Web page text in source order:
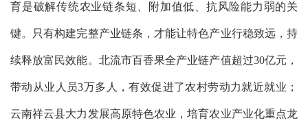
育是破解传统农业链条短、附加值低、抗风险能力弱的关
键。只有构建完整产业链条，才能让特色产业行稳致远，持
续释放富民效能。北流市百香果全产业链产值超过30亿元，
带动从业人员3万多人，有效促进了农村劳动力就近就业；
云南祥云县大力发展高原特色农业，培育农业产业化重点龙